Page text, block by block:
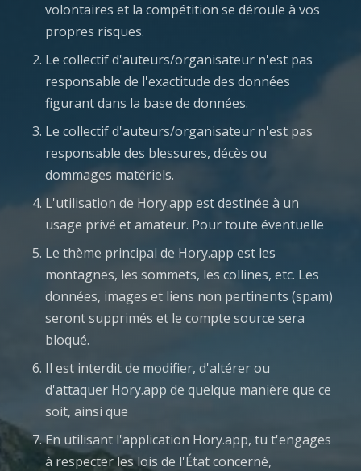
volontaires et la compétition se déroule à vos
propres risques.
Le collectif d'auteurs/organisateur n'est pas
responsable de l'exactitude des données
figurant dans la base de données.
Le collectif d'auteurs/organisateur n'est pas
responsable des blessures, décès ou
dommages matériels.
L'utilisation de Hory.app est destinée à un
usage privé et amateur. Pour toute éventuelle
Le thème principal de Hory.app est les
montagnes, les sommets, les collines, etc. Les
données, images et liens non pertinents (spam)
seront supprimés et le compte source sera
bloqué.
Il est interdit de modifier, d'altérer ou
d'attaquer Hory.app de quelque manière que ce
soit, ainsi que
En utilisant l'application Hory.app, tu t'engages
à respecter les lois de l'État concerné,